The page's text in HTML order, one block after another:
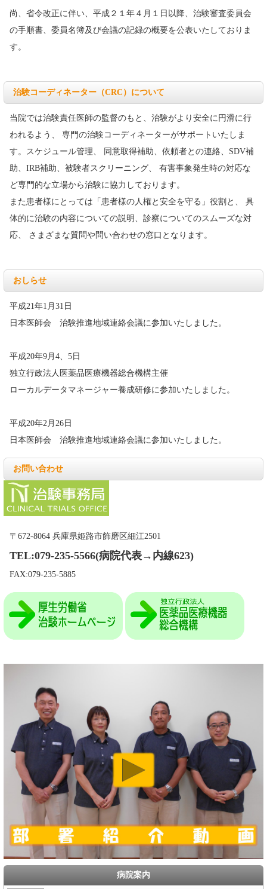
尚、省令改正に伴い、平成２１年４月１日以降、治験審査委員会
の手順書、委員名簿及び会議の記録の概要を公表いたしておりま
す。
治験コーディネーター（CRC）について
当院では治験責任医師の監督のもと、治験がより安全に円滑に行
われるよう、 専門の治験コーディネーターがサポートいたしま
す。スケジュール管理、 同意取得補助、依頼者との連絡、SDV補
助、IRB補助、被験者スクリーニング、 有害事象発生時の対応な
ど専門的な立場から治験に協力しております。
また患者様にとっては「患者様の人権と安全を守る」役割と、 具
体的に治験の内容についての説明、診察についてのスムーズな対
応、 さまざまな質問や問い合わせの窓口となります。
おしらせ
平成21年1月31日
日本医師会 治験推進地域連絡会議に参加いたしました。
平成20年9月4、5日
独立行政法人医薬品医療機器総合機構主催
ローカルデータマネージャー養成研修に参加いたしました。
平成20年2月26日
日本医師会 治験推進地域連絡会議に参加いたしました。
お問い合わせ
〒672-8064 兵庫県姫路市飾磨区細江2501
TEL:079-235-5566(病院代表→内線623)
FAX:079-235-5885
病院案内